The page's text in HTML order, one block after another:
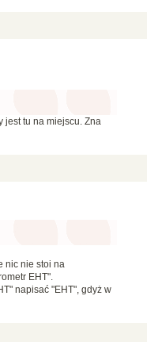
jest tu na miejscu. Zna
nic nie stoi na
EHT".
napisać "EHT", gdyż w